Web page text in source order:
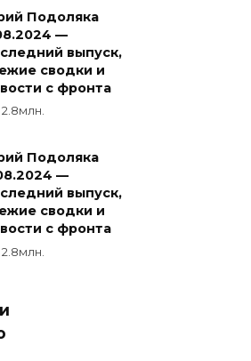
Подоляка
—
выпуск,
сводки и
с фронта
2.8млн.
Подоляка
—
выпуск,
сводки и
с фронта
2.8млн.